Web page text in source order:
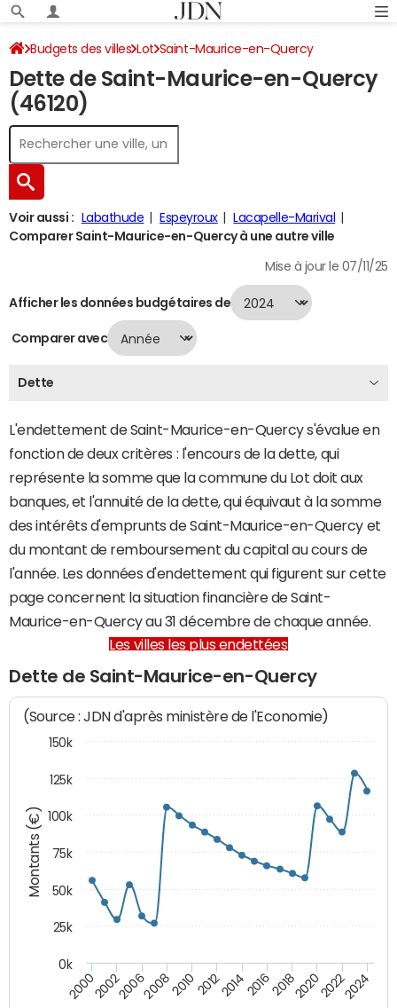
Budgets des villes Lot Saint-Maurice-en-Quercy
Dette au 31/12/2024
Dette de Saint-Maurice-en-Quercy
(46120)
Voir aussi : Labathude Espeyroux
Lacapelle-Marival
Comparer Saint-Maurice-en-Quercy à une autre ville
Mise à jour le 07/11/25
Afficher les données budgétaires de
Comparer avec
Dette
L'endettement de Saint-Maurice-en-Quercy s'évalue en
fonction de deux critères : l'encours de la dette, qui
représente la somme que la commune du Lot doit aux
banques, et l'annuité de la dette, qui équivaut à la somme
des intérêts d'emprunts de Saint-Maurice-en-Quercy et
du montant de remboursement du capital au cours de
l'année. Les données d'endettement qui figurent sur cette
page concernent la situation financière de Saint-
Maurice-en-Quercy au 31 décembre de chaque année.
Les villes les plus endettées
Dette de Saint-Maurice-en-Quercy
Montants (€)
(Source : JDN d'après ministère de l'Economie)
200020022006200820102012201420162018202020222024
0k
25k
50k
75k
100k
125k
150k